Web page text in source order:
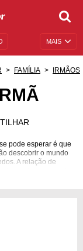
MAIS
FAMÍLIA IRMÃOS
pode esperar é que
descobrir o mundo
A relação de
laços de sangue, de
a!